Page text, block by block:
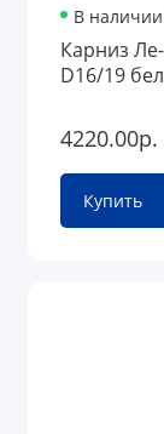
В наличии
Карниз
D16/19
4220.00р.
Купить